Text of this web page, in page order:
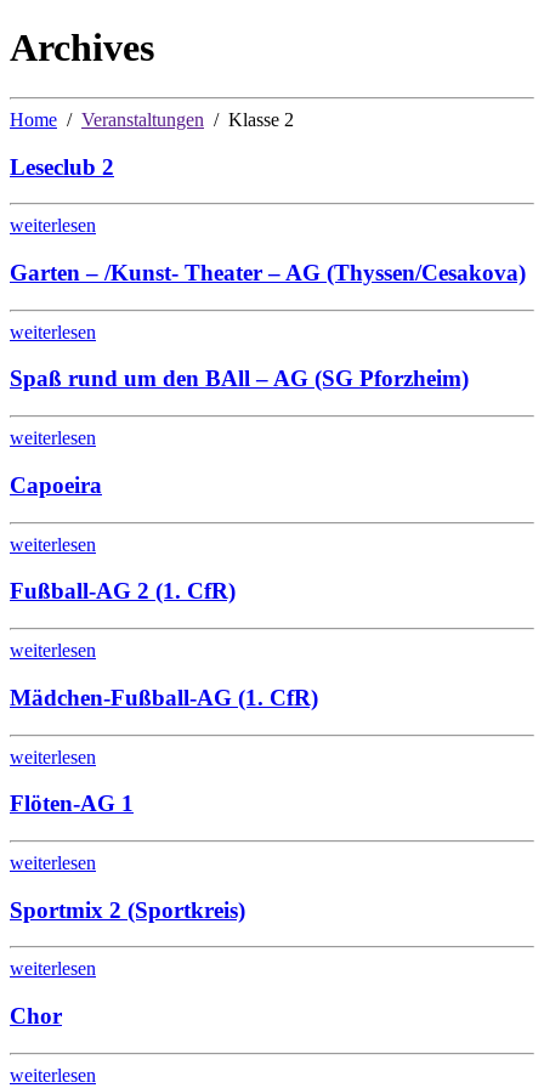
Archives
Home Veranstaltungen Klasse 2
Leseclub 2
weiterlesen
Garten – /Kunst- Theater – AG (Thyssen/Cesakova)
weiterlesen
Spaß rund um den BAll – AG (SG Pforzheim)
weiterlesen
Capoeira
weiterlesen
Fußball-AG 2 (1. CfR)
weiterlesen
Mädchen-Fußball-AG (1. CfR)
weiterlesen
Flöten-AG 1
weiterlesen
Sportmix 2 (Sportkreis)
weiterlesen
Chor
weiterlesen